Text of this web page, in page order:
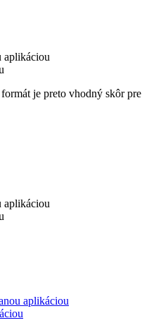
aplikáciou
je preto vhodný skôr pre
aplikáciou
aplikáciou